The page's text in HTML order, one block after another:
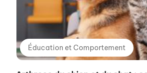
Éducation et Comportement